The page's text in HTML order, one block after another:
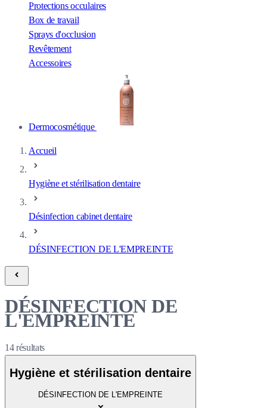
Protections occulaires
Box de travail
Sprays d'occlusion
Revêtement
Accessoires
Dermocosmétique
Accueil
Hygiène et stérilisation dentaire
Désinfection cabinet dentaire
DÉSINFECTION DE L'EMPREINTE
DÉSINFECTION DE
L'EMPREINTE
14résultats
Hygiène et stérilisation dentaire
DÉSINFECTION DE L'EMPREINTE